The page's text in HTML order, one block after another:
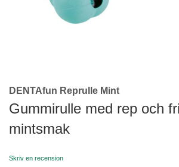
Skip
to
the
beginning
the
DENTAfun Reprulle Mint
Gummirulle med rep och
mintsmak
Skriv en recension